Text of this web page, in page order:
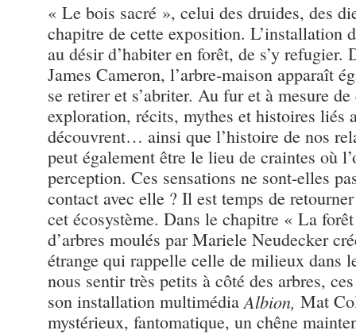
« Le bois sacré », celui des druides, des
chapitre de cette exposition. L’installation
au désir d’habiter en forêt, de s’y
James Cameron, l’arbre-maison apparaît
se retirer et s’abriter. Au fur et à mesure
exploration, récits, mythes et histoires liés
découvrent… ainsi que l’histoire de nos
peut également être le lieu de craintes où
perception. Ces sensations ne sont-elles
contact avec elle ? Il est temps de
cet écosystème. Dans le chapitre « La
d’arbres moulés par Mariele Neudecker
étrange qui rappelle celle de milieux dans
nous sentir très petits à côté des arbres,
son installation multimédia Albion, Mat
mystérieux, fantomatique, un chêne